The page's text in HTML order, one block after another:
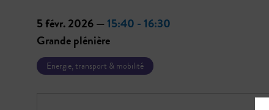
5 févr. 2026—15:40 -16:30
Grande plénière
Energie, transport & mobilité